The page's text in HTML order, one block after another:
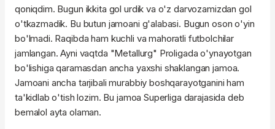
qoniqdim. Bugun ikkita gol urdik va o'z darvozamizdan gol
o'tkazmadik. Bu butun jamoani g'alabasi. Bugun oson o'yin
bo'lmadi. Raqibda ham kuchli va mahoratli futbolchilar
jamlangan. Ayni vaqtda "Metallurg" Proligada o'ynayotgan
bo'lishiga qaramasdan ancha yaxshi shaklangan jamoa.
Jamoani ancha tarjibali murabbiy boshqarayotganini ham
ta'kidlab o'tish lozim. Bu jamoa Superliga darajasida deb
bemalol ayta olaman.